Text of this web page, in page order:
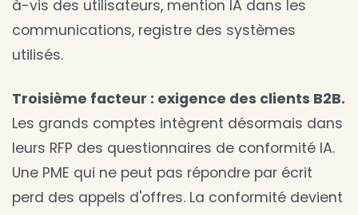
à-vis des utilisateurs, mention IA dans les
communications, registre des systèmes
utilisés.
Troisième facteur : exigence des clients B2B.
Les grands comptes intègrent désormais dans
leurs RFP des questionnaires de conformité IA.
Une PME qui ne peut pas répondre par écrit
perd des appels d'offres. La conformité devient